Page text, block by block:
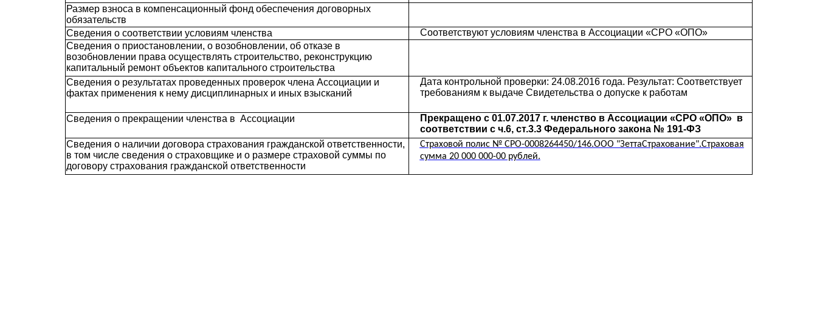
Размер взноса в компенсационный фонд обеспечения договорных
обязательств
Сведения о соответствии условиям членства
Соответствуют условиям членства в Ассоциации «СРО «ОПО»
Сведения о приостановлении, о возобновлении, об отказе в
возобновлении права осуществлять строительство, реконструкцию
капитальный ремонт объектов капитального строительства
Сведения о результатах проведенных проверок члена Ассоциации и
фактах применения к нему дисциплинарных и иных взысканий
Дата контрольной проверки: 24.08.2016 года. Результат: Соответствует
требованиям к выдаче Свидетельства о допуске к работам
Сведения о прекращении членства в Ассоциации
Прекращено с 01.07.2017 г. членство в Ассоциации «СРО «ОПО» в
соответствии с ч.6, ст.3.3 Федерального закона № 191-ФЗ
Сведения о наличии договора страхования гражданской ответственности,
в том числе сведения о страховщике и о размере страховой суммы по
договору страхования гражданской ответственности
Страховой полис № СРО-0008264450/146.ООО "ЗеттаСтрахование".Страховая
сумма 20 000 000-00 рублей.